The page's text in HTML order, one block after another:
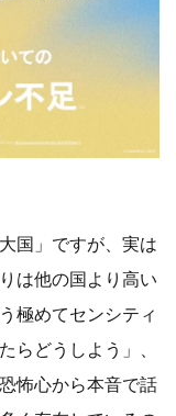
国」ですが、実は
は他の国より高い
極めてセンシティ
らどうしよう」、
怖心から本音で話